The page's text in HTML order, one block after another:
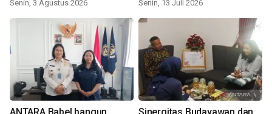
Senin, 3 Agustus 2026 Senin, 13 Juli 2026